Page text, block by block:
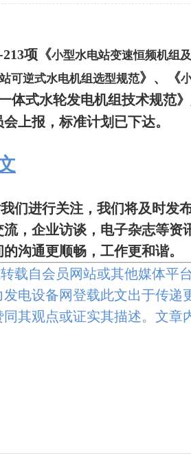
项《小型水电站变速恒频机组
可逆式水电机组选型规范》、《
体式水轮发电机组技术规范》
上报，标准计划已下达。
们进行关注，我们将及时发
，企业访谈，电子杂志等资
沟通更顺畅，工作更和谐。
载自会员网站或其他媒体平
发电设备网登载此文出于传递
其观点或证实其描述。文章